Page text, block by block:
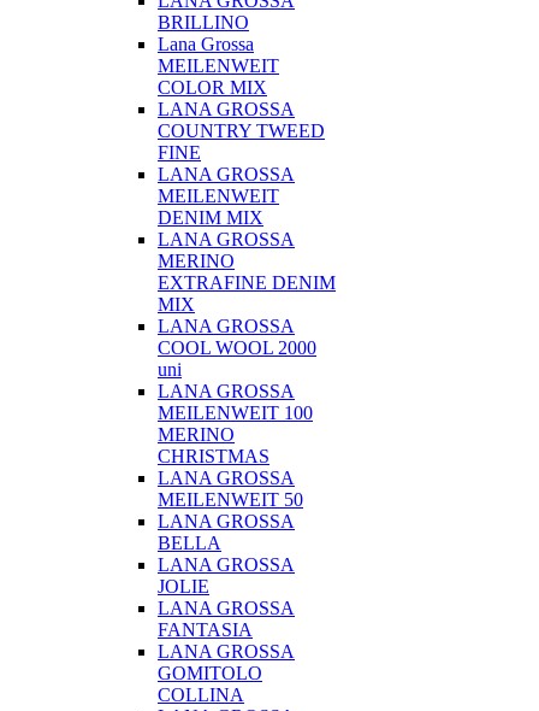
BRILLINO
Lana Grossa
MEILENWEIT
COLOR MIX
LANA GROSSA
COUNTRY TWEED
FINE
LANA GROSSA
MEILENWEIT
DENIM MIX
LANA GROSSA
MERINO
EXTRAFINE DENIM
MIX
LANA GROSSA
COOL WOOL 2000
uni
LANA GROSSA
MEILENWEIT 100
MERINO
CHRISTMAS
LANA GROSSA
MEILENWEIT 50
LANA GROSSA
BELLA
LANA GROSSA
JOLIE
LANA GROSSA
FANTASIA
LANA GROSSA
GOMITOLO
COLLINA